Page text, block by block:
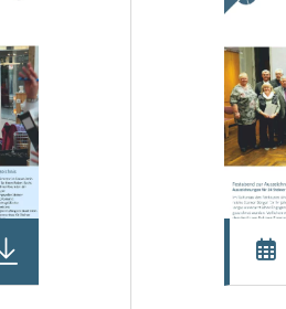
(Dateiname: